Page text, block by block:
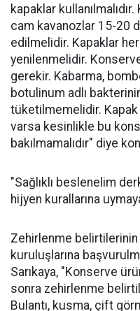
kapaklar
cam kavanozlar 15-20
edilmelidir. Kapaklar
yenilenmelidir.
gerekir. Kabarma,
botulinum adlı
tüketilmemelidir. Kapak
varsa kesinlikle bu
bakılmamalıdır" diye
"Sağlıklı beslenelim
hijyen kurallarına
Zehirlenme belirtilerinin
kuruluşlarına
Sarıkaya, "Konserve
sonra zehirlenme
Bulantı, kusma, çift